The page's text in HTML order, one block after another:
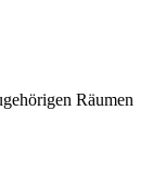
Räumen